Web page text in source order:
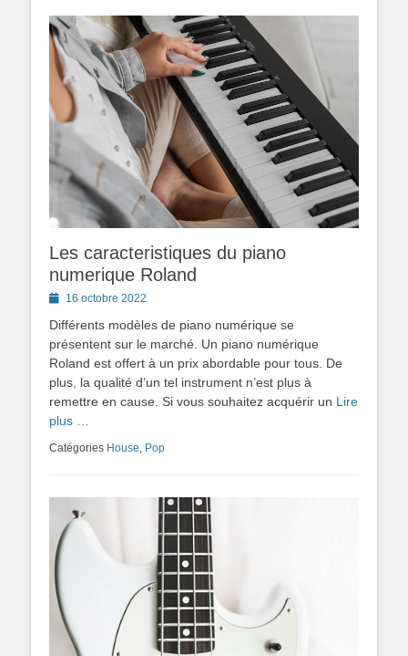
Les caracteristiques du piano
numerique Roland
Posted16 octobre 2022
Différents modèles de piano numérique se
présentent sur le marché. Un piano numérique
Roland est offert à un prix abordable pour tous. De
plus, la qualité d’un tel instrument n’est plus à
remettre en cause. Si vous souhaitez acquérir un Lire
plus …
Catégories House, Pop